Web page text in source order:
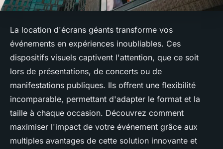
La location d'écrans géants transforme vos
événements en expériences inoubliables. Ces
dispositifs visuels captivent l'attention, que ce soit
lors de présentations, de concerts ou de
manifestations publiques. Ils offrent une flexibilité
incomparable, permettant d'adapter le format et la
taille à chaque occasion. Découvrez comment
maximiser l'impact de votre événement grâce aux
multiples avantages de cette solution innovante et